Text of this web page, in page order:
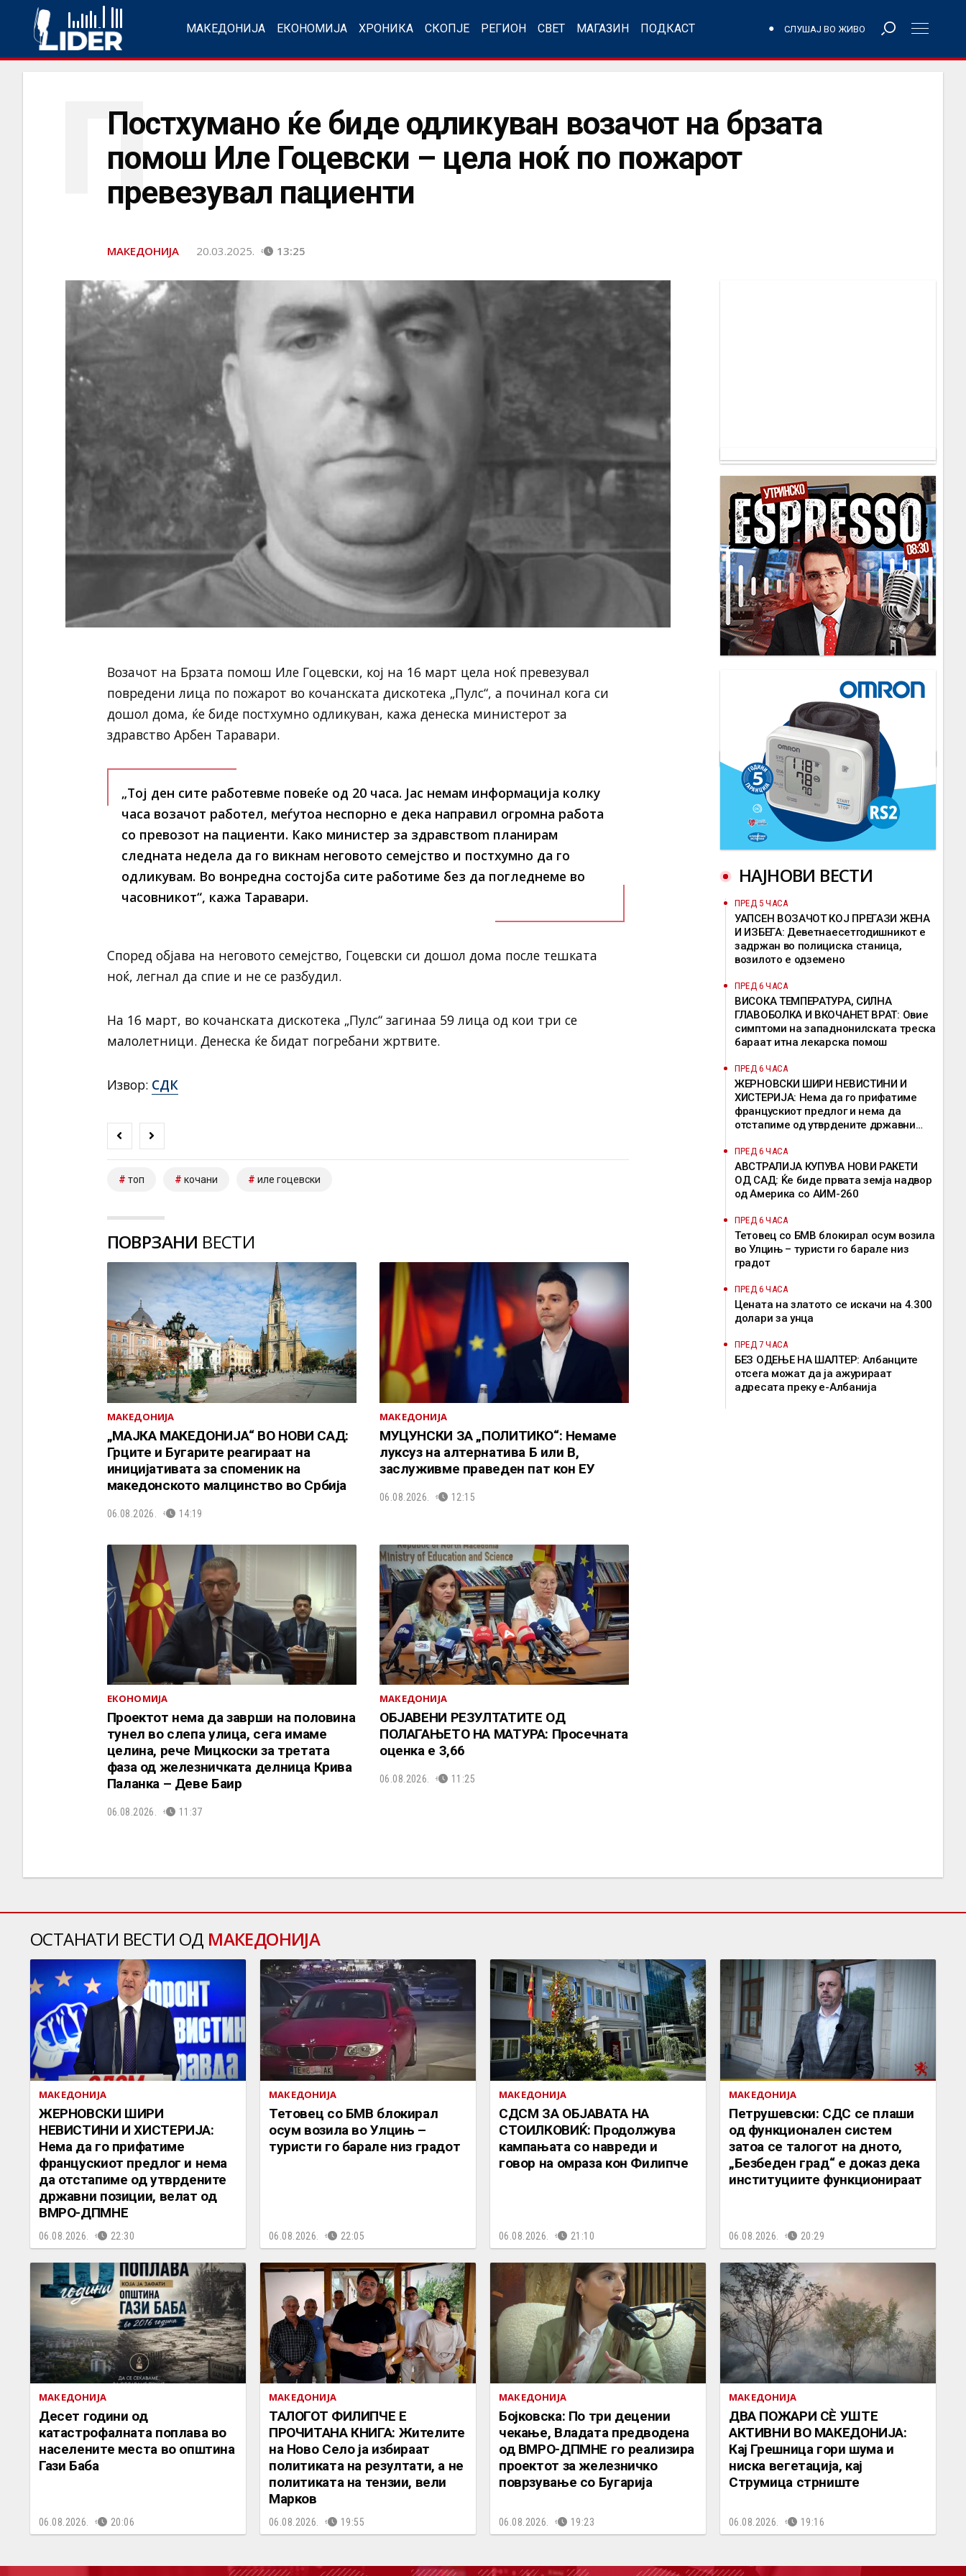
МАКЕДОНИЈА ЕКОНОМИЈА ХРОНИКА СКОПЈЕ РЕГИОН СВЕТ МАГАЗИН ПОДКАСТ СЛУШАЈ ВО ЖИВО
Постхумано ќе биде одликуван возачот на брзата
помош Иле Гоцевски – цела ноќ по пожарот
превезувал пациенти
П
МАКЕДОНИЈА 20.03.2025. 13:25
Возачот на Брзата помош Иле Гоцевски, кој на 16 март цела ноќ превезувал
повредени лица по пожарот во кочанската дискотека „Пулс“, а починал кога си
дошол дома, ќе биде постхумно одликуван, кажа денеска министерот за
здравство Арбен Таравари.
„Тој ден сите работевме повеќе од 20 часа. Јас немам информација колку
часа возачот работел, меѓутоа неспорно е дека направил огромна работа
со превозот на пациенти. Како министер за здравствоm планирам
следната недела да го викнам неговото семејство и постхумно да го
одликувам. Во вонредна состојба сите работиме без да погледнеме во
часовникот“, кажа Таравари.
Според објава на неговото семејство, Гоцевски си дошол дома после тешката
ноќ, легнал да спие и не се разбудил.
На 16 март, во кочанската дискотека „Пулс“ загинаа 59 лица од кои три се
малолетници. Денеска ќе бидат погребани жртвите.
Извор: СДК
топ кочани иле гоцевски
ПОВРЗАНИ ВЕСТИ
МАКЕДОНИЈА
„МАЈКА МАКЕДОНИЈА“ ВО НОВИ САД:
Грците и Бугарите реагираат на
иницијативата за споменик на
македонското малцинство во Србија
06.08.2026. 14:19
МАКЕДОНИЈА
МУЦУНСКИ ЗА „ПОЛИТИКО“: Немаме
луксуз на алтернатива Б или В,
заслуживме праведен пат кон ЕУ
06.08.2026. 12:15
ЕКОНОМИЈА
Проектот нема да заврши на половина
тунел во слепа улица, сега имаме
целина, рече Мицкоски за третата
фаза од железничката делница Крива
Паланка – Деве Баир
06.08.2026. 11:37
МАКЕДОНИЈА
ОБЈАВЕНИ РЕЗУЛТАТИТЕ ОД
ПОЛАГАЊЕТО НА МАТУРА: Просечната
оценка е 3,66
06.08.2026. 11:25
НАЈНОВИ ВЕСТИ
ПРЕД 5 ЧАСА
УАПСЕН ВОЗАЧОТ КОЈ ПРЕГАЗИ ЖЕНА
И ИЗБЕГА: Деветнаесетгодишникот е
задржан во полициска станица,
возилото е одземено
ПРЕД 6 ЧАСА
ВИСОКА ТЕМПЕРАТУРА, СИЛНА
ГЛАВОБОЛКА И ВКОЧАНЕТ ВРАТ: Овие
симптоми на западнонилската треска
бараат итна лекарска помош
ПРЕД 6 ЧАСА
ЖЕРНОВСКИ ШИРИ НЕВИСТИНИ И
ХИСТЕРИЈА: Нема да го прифатиме
францускиот предлог и нема да
отстапиме од утврдените државни
ПРЕД 6 ЧАСА
АВСТРАЛИЈА КУПУВА НОВИ РАКЕТИ
ОД САД: Ќе биде првата земја надвор
од Америка со АИМ-260
ПРЕД 6 ЧАСА
Тетовец со БМВ блокирал осум возила
во Улцињ – туристи го барале низ
градот
ПРЕД 6 ЧАСА
Цената на златото се искачи на 4.300
долари за унца
ПРЕД 7 ЧАСА
БЕЗ ОДЕЊЕ НА ШАЛТЕР: Албанците
отсега можат да ја ажурираат
адресата преку е-Албанија
ОСТАНАТИ ВЕСТИ ОД МАКЕДОНИЈА
МАКЕДОНИЈА
ЖЕРНОВСКИ ШИРИ
НЕВИСТИНИ И ХИСТЕРИЈА:
Нема да го прифатиме
францускиот предлог и нема
да отстапиме од утврдените
државни позиции, велат од
ВМРО-ДПМНЕ
06.08.2026. 22:30
МАКЕДОНИЈА
Тетовец со БМВ блокирал
осум возила во Улцињ –
туристи го барале низ градот
06.08.2026. 22:05
МАКЕДОНИЈА
СДСМ ЗА ОБЈАВАТА НА
СТОИЛКОВИЌ: Продолжува
кампањата со навреди и
говор на омраза кон Филипче
06.08.2026. 21:10
МАКЕДОНИЈА
Петрушевски: СДС се плаши
од функционален систем
затоа се талогот на дното,
„Безбеден град“ е доказ дека
институциите функционираат
06.08.2026. 20:29
МАКЕДОНИЈА
Десет години од
катастрофалната поплава во
населените места во општина
Гази Баба
06.08.2026. 20:06
МАКЕДОНИЈА
ТАЛОГОТ ФИЛИПЧЕ Е
ПРОЧИТАНА КНИГА: Жителите
на Ново Село ја избираат
политиката на резултати, а не
политиката на тензии, вели
Марков
06.08.2026. 19:55
МАКЕДОНИЈА
Бојковска: По три децении
чекање, Владата предводена
од ВМРО-ДПМНЕ го реализира
проектот за железничко
поврзување со Бугарија
06.08.2026. 19:23
МАКЕДОНИЈА
ДВА ПОЖАРИ СÈ УШТЕ
АКТИВНИ ВО МАКЕДОНИЈА:
Кај Грешница гори шума и
ниска вегетација, кај
Струмица стрниште
06.08.2026. 19:16